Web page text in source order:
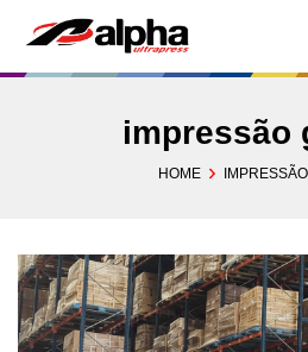
conteúdo
impressão
HOME